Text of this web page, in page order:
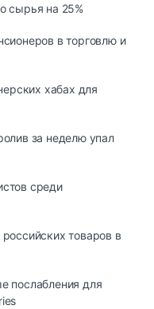
сырья на 25%
в торговлю и
хабах для
за неделю упал
среди
товаров в
послабления для